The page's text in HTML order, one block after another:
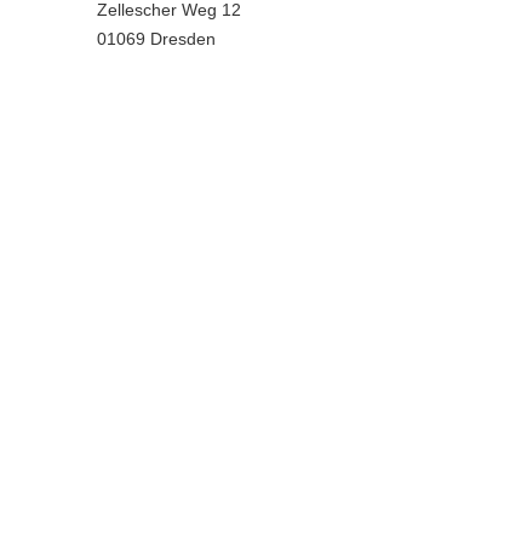
Zellescher Weg 12
01069 Dresden